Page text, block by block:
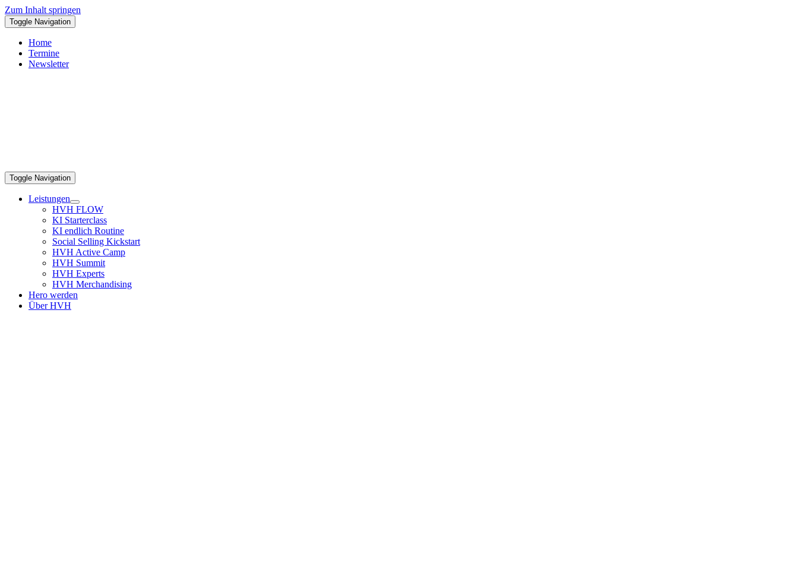
Zum Inhalt springen
Toggle Navigation
Home
Termine
Newsletter
Toggle Navigation
Leistungen
HVH FLOW
KI Starterclass
KI endlich Routine
Social Selling Kickstart
HVH Active Camp
HVH Summit
HVH Experts
HVH Merchandising
Hero werden
Über HVH